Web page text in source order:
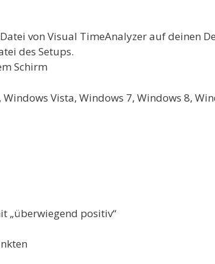
von Visual TimeAnalyzer auf deinen
des Setups.
Schirm
Vista, Windows 7, Windows 8,
„überwiegend positiv“